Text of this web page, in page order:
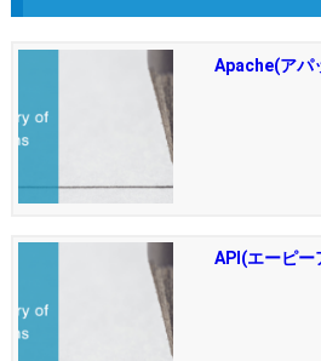
Apache(アパ
API(エーピ